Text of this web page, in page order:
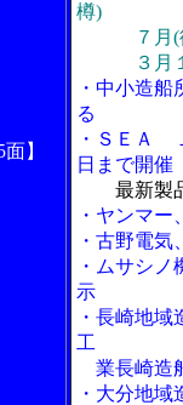
】
樽)
７月(徳
３月１
・中小造
る
・ＳＥＡ
日まで開催
最新製
・ヤンマ
・古野電
・ムサシ
示
・長崎地
工
業長崎造
・大分地